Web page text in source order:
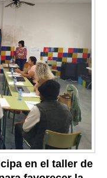
en el taller de